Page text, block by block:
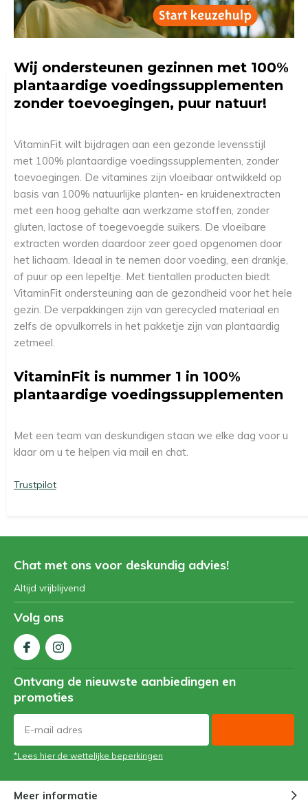
Wij ondersteunen gezinnen met 100%
plantaardige voedingssupplementen
zonder toevoegingen, puur natuur!
VitaminFit wilt bijdragen aan een gezonde levensstijl
met 100% plantaardige voedingssupplementen, zonder
toevoegingen. De vitamines zijn vloeibaar ontwikkeld op
basis van 100% natuurlijke planten- en kruidenextracten
met een hoog gehalte aan werkzame stoffen, zonder
gluten, lactose of toegevoegde suikers. De vloeibare
extracten worden daardoor zeer goed opgenomen door
het lichaam. Ideaal in te nemen door voeding, een drankje,
of puur op een lepeltje. Met tientallen producten biedt
VitaminFit ondersteuning aan de gezondheid voor het hele
gezin. De verpakkingen zijn van gerecycled materiaal en
zelfs de opvulkorrels in het pakketje zijn van plantaardig
zetmeel.
VitaminFit is nummer 1 in 100%
plantaardige voedingssupplementen
Met een team van deskundigen staan we elke dag voor u
klaar om u te helpen via mail en chat.
Trustpilot
Chat met ons voor deskundig advies!
Altijd vrijblijvend
Volg ons
Ontvang de nieuwste aanbiedingen en
promoties
*Lees hier de wettelijke beperkingen
Meer informatie